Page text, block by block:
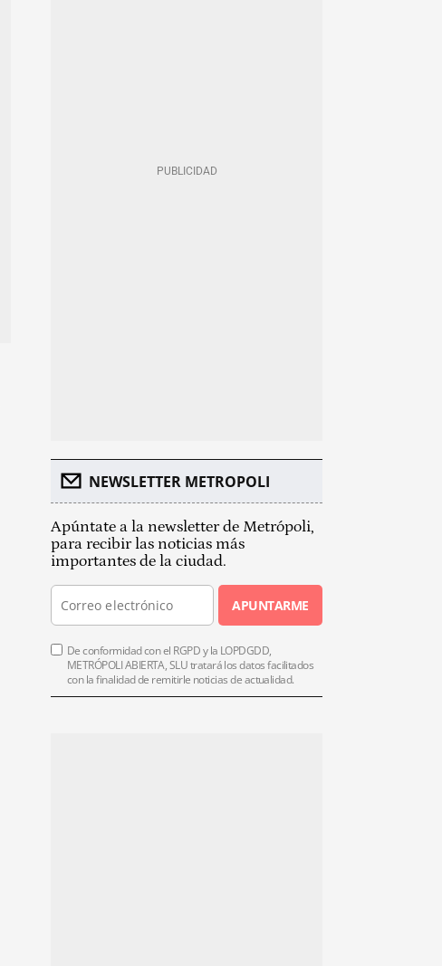
NEWSLETTER METROPOLI
Apúntate a la newsletter de Metrópoli,
para recibir las noticias más
importantes de la ciudad.
APUNTARME
De conformidad con el RGPD y la LOPDGDD,
METRÓPOLI ABIERTA, SLU tratará los datos facilitados
con la finalidad de remitirle noticias de actualidad.